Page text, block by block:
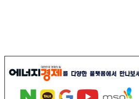
18:05
[송윤주의 부동산생태계] 첫발 뗀 ‘적금주
택’…주거사다리 기능할까